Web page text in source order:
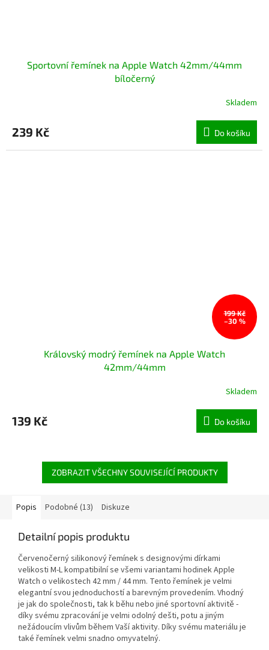
Sportovní řemínek na Apple Watch 42mm/44mm
bíločerný
produktu
je
5,0
Skladem
239 Kč Do košíku
199 Kč
–30 %
Královský modrý řemínek na Apple Watch
42mm/44mm
produktu
je
Skladem
139 Kč Do košíku
ZOBRAZIT VŠECHNY SOUVISEJÍCÍ PRODUKTY
Popis Podobné (13) Diskuze
Detailní popis produktu
Červenočerný silikonový řemínek s designovými dírkami
velikosti M-L kompatibilní se všemi variantami hodinek Apple
Watch o velikostech 42 mm / 44 mm. Tento řemínek je velmi
elegantní svou jednoduchostí a barevným provedením. Vhodný
je jak do společnosti, tak k běhu nebo jiné sportovní aktivitě -
díky svému zpracování je velmi odolný dešti, potu a jiným
nežádoucím vlivům během Vaší aktivity. Díky svému materiálu je
také řemínek velmi snadno omyvatelný.